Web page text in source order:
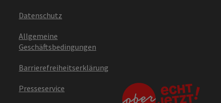
Datenschutz
Allgemeine
Geschäftsbedingungen
Barrierefreiheitserklärung
Presseservice